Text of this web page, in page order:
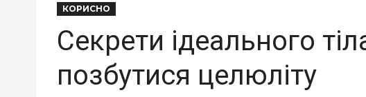
КОРИСНО
Секрети ідеального
позбутися целюліту